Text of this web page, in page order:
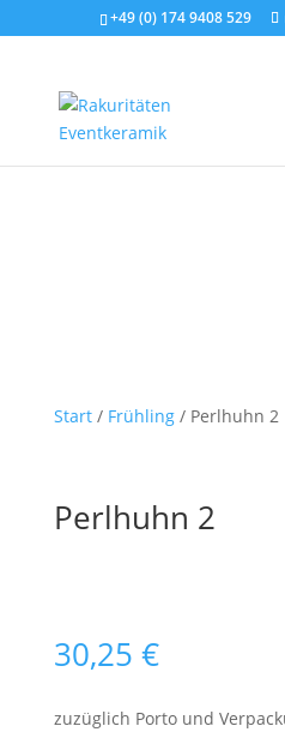
+49 (0) 174 9408 529
Start/ Frühling/ Perlhuhn 2
Perlhuhn 2
30,25 €
zuzüglich Porto und